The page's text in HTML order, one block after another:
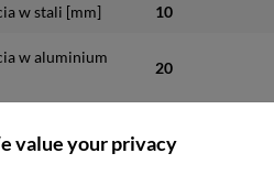
w stali [mm] 10
w aluminium
20
value your privacy